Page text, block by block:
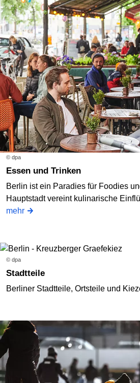
© dpa
Essen und Trinken
Berlin ist ein Paradies für Foodies
Hauptstadt vereint kulinarische
mehr
© dpa
Stadtteile
Berliner Stadtteile, Ortsteile und